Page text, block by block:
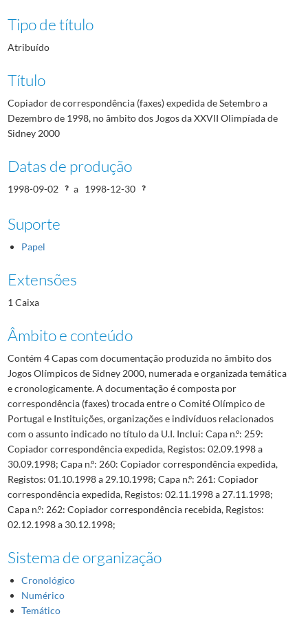
Tipo de título
Atribuído
Título
Copiador de correspondência (faxes) expedida de Setembro a
Dezembro de 1998, no âmbito dos Jogos da XXVII Olimpíada de
Sidney 2000
Datas de produção
1998-09-02 a 1998-12-30
Suporte
Papel
Extensões
1 Caixa
Âmbito e conteúdo
Contém 4 Capas com documentação produzida no âmbito dos
Jogos Olímpicos de Sidney 2000, numerada e organizada temática
e cronologicamente. A documentação é composta por
correspondência (faxes) trocada entre o Comité Olímpico de
Portugal e Instituições, organizações e indivíduos relacionados
com o assunto indicado no título da U.I. Inclui: Capa n.º: 259:
Copiador correspondência expedida, Registos: 02.09.1998 a
30.09.1998; Capa n.º: 260: Copiador correspondência expedida,
Registos: 01.10.1998 a 29.10.1998; Capa n.º: 261: Copiador
correspondência expedida, Registos: 02.11.1998 a 27.11.1998;
Capa n.º: 262: Copiador correspondência recebida, Registos:
02.12.1998 a 30.12.1998;
Sistema de organização
Cronológico
Numérico
Temático